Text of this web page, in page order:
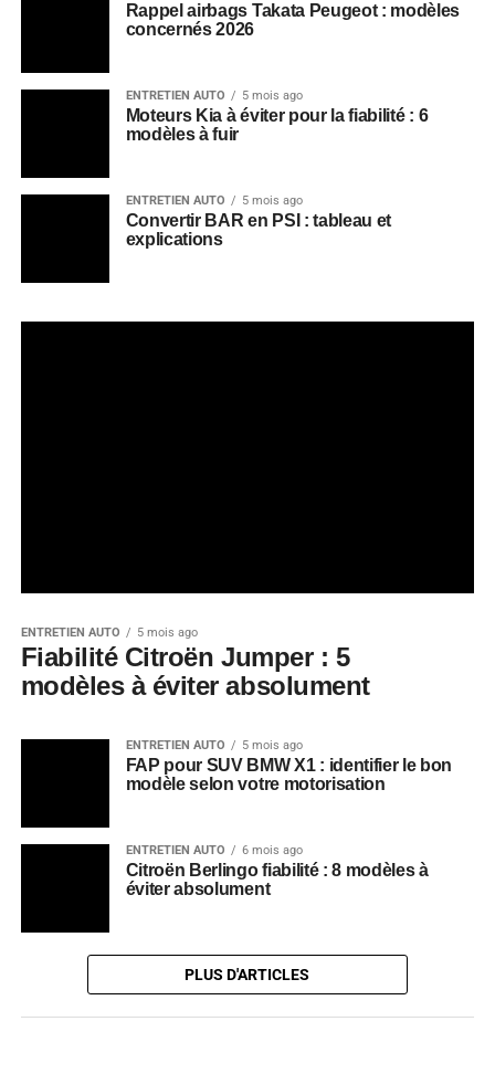
Rappel airbags Takata Peugeot : modèles
concernés 2026
ENTRETIEN AUTO 5 mois ago
Moteurs Kia à éviter pour la fiabilité : 6
modèles à fuir
ENTRETIEN AUTO 5 mois ago
Convertir BAR en PSI : tableau et
explications
ENTRETIEN AUTO 5 mois ago
Fiabilité Citroën Jumper : 5
modèles à éviter absolument
ENTRETIEN AUTO 5 mois ago
FAP pour SUV BMW X1 : identifier le bon
modèle selon votre motorisation
ENTRETIEN AUTO 6 mois ago
Citroën Berlingo fiabilité : 8 modèles à
éviter absolument